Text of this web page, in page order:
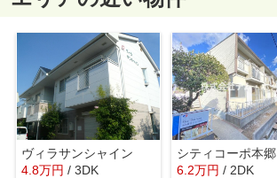
ヴィラサンシャイン
4.8万円 / 3DK
シティコーポ本郷
6.2万円 / 2DK